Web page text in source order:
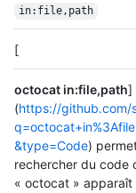
in:file,path
[
octocat in:file,path]
(https://github.com/
&type=Code)
rechercher du code
« octocat » apparaît